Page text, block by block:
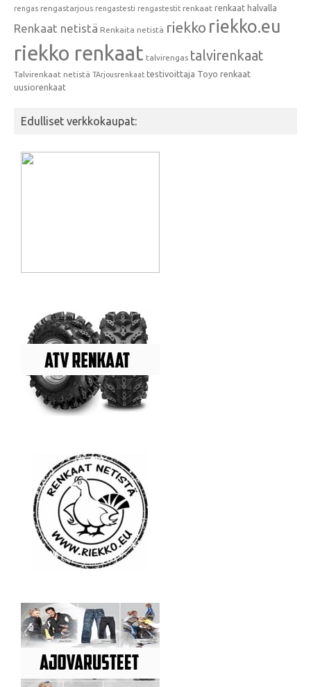
rengas rengastarjous rengastesti rengastestit renkaat renkaat halvalla
Renkaat netistä Renkaita netistä riekko riekko.eu
riekko renkaat talvirengas talvirenkaat
Talvirenkaat netistä TArjousrenkaat testivoittaja Toyo renkaat
uusiorenkaat
Edulliset verkkokaupat: